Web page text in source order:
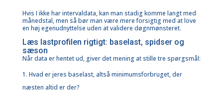
Hvis I ikke har intervaldata, kan man stadig komme langt med
månedstal, men så bør man være mere forsigtig med at love
en høj egenudnyttelse uden at validere døgnmønsteret.
Læs lastprofilen rigtigt: baselast, spidser og
sæson
Når data er hentet ud, giver det mening at stille tre spørgsmål:
Hvad er jeres baselast, altså minimumsforbruget, der
næsten altid er der?